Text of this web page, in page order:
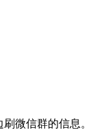
微信群的信息。